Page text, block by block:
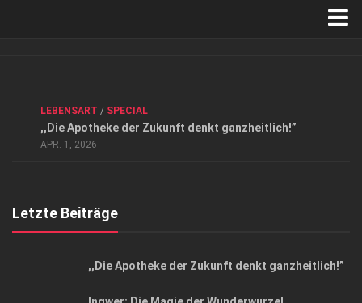
Datenschutzerklärung
Top Magazin Dresden / Ostsachsen
LEBENSART / SPECIAL
,,Die Apotheke der Zukunft denkt ganzheitlich!”
APR. 1, 2026
Letzte Beiträge
,,Die Apotheke der Zukunft denkt ganzheitlich!”